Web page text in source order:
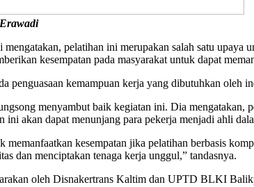
pelatihan ini merupakan salah satu
kesempatan pada masyarakat untuk dapat
penguasaan kemampuan kerja yang dibutuhkan oleh
menyambut baik kegiatan ini. Dia
ini akan dapat menunjang para pekerja menjadi ahli
memanfaatkan kesempatan jika pelatihan berbasis
dan menciptakan tenaga kerja unggul,” tandasnya.
oleh Disnakertrans Kaltim dan UPTD BLKI